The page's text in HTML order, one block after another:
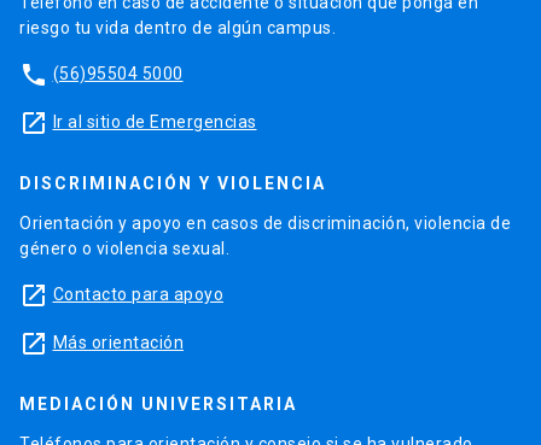
riesgo tu vida dentro de algún campus.
phone (56)95504 5000
launch Ir al sitio de Emergencias
DISCRIMINACIÓN Y VIOLENCIA
Orientación y apoyo en casos de discriminación, violencia de
género o violencia sexual.
launch Contacto para apoyo
launch Más orientación
MEDIACIÓN UNIVERSITARIA